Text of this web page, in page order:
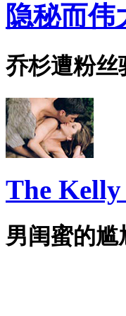
隐秘而伟
乔杉遭粉丝
The Kelly
男闺蜜的尴